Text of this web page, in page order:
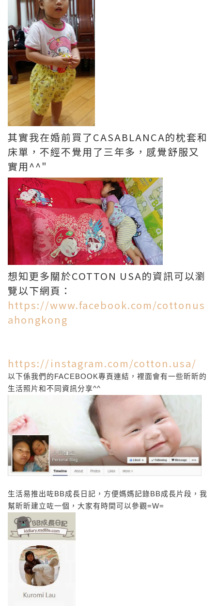
其實我在婚前買了CASABLANCA的枕套和
床單，不經不覺用了三年多，感覺舒服又
實用^^"
想知更多關於COTTON USA的資訊可以瀏
覽以下網頁：
https://www.facebook.com/cottonus
ahongkong
https://instagram.com/cotton.usa/
以下係我們的FACEBOOK專頁連結 ，裡面會有一些昕昕的
生活照片和不同資訊分享^^
生活易推出咗BB成長日記，方便媽媽記錄BB成長片段， 我
幫昕昕建立咗一個，大家有時間可以參觀=W=